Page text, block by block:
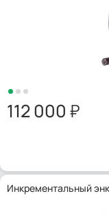
112 000
Инкрементальный